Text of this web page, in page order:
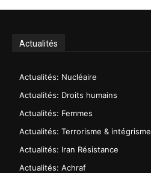
Actualités
Actualités: Nucléaire
Actualités: Droits humains
Actualités: Femmes
Actualités: Terrorisme & intégrisme
Actualités: Iran Résistance
Actualités: Achraf